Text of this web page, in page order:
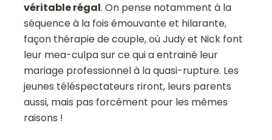
véritable régal. On pense notamment à la
séquence à la fois émouvante et hilarante,
façon thérapie de couple, où Judy et Nick font
leur mea-culpa sur ce qui a entrainé leur
mariage professionnel à la quasi-rupture. Les
jeunes téléspectateurs riront, leurs parents
aussi, mais pas forcément pour les mêmes
raisons !